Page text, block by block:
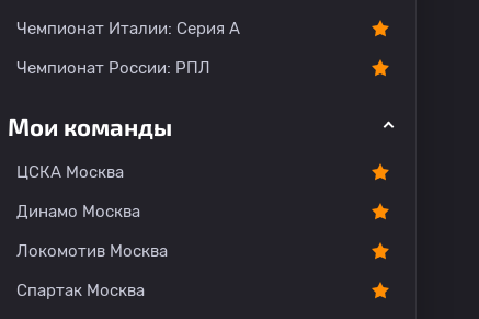
Чемпионат Италии: Серия А
Чемпионат России: РПЛ
Мои команды
ЦСКА Москва
Динамо Москва
Локомотив Москва
Спартак Москва